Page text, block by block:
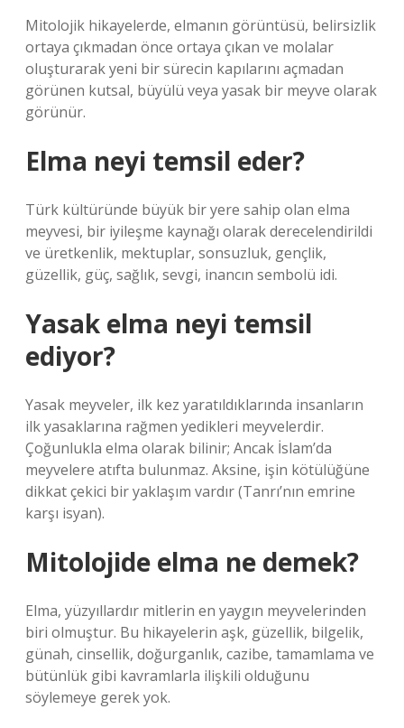
Mitolojik hikayelerde, elmanın görüntüsü, belirsizlik
ortaya çıkmadan önce ortaya çıkan ve molalar
oluşturarak yeni bir sürecin kapılarını açmadan
görünen kutsal, büyülü veya yasak bir meyve olarak
görünür.
Elma neyi temsil eder?
Türk kültüründe büyük bir yere sahip olan elma
meyvesi, bir iyileşme kaynağı olarak derecelendirildi
ve üretkenlik, mektuplar, sonsuzluk, gençlik,
güzellik, güç, sağlık, sevgi, inancın sembolü idi.
Yasak elma neyi temsil
ediyor?
Yasak meyveler, ilk kez yaratıldıklarında insanların
ilk yasaklarına rağmen yedikleri meyvelerdir.
Çoğunlukla elma olarak bilinir; Ancak İslam’da
meyvelere atıfta bulunmaz. Aksine, işin kötülüğüne
dikkat çekici bir yaklaşım vardır (Tanrı’nın emrine
karşı isyan).
Mitolojide elma ne demek?
Elma, yüzyıllardır mitlerin en yaygın meyvelerinden
biri olmuştur. Bu hikayelerin aşk, güzellik, bilgelik,
günah, cinsellik, doğurganlık, cazibe, tamamlama ve
bütünlük gibi kavramlarla ilişkili olduğunu
söylemeye gerek yok.